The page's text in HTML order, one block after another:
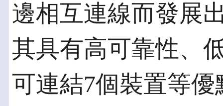
邊相互連線而發展
其具有高可靠性、
可連結7個裝置等